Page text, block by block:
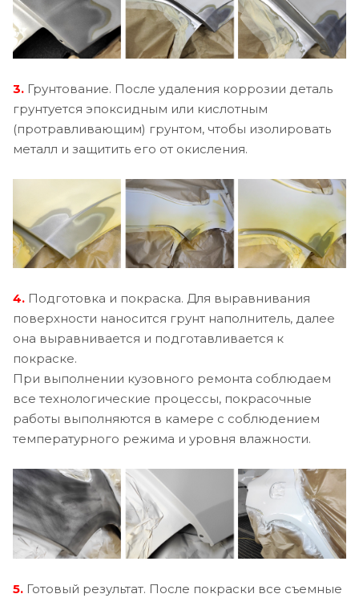
3. Грунтование. После удаления коррозии деталь
грунтуется эпоксидным или кислотным
(протравливающим) грунтом, чтобы изолировать
металл и защитить его от окисления.
4. Подготовка и покраска. Для выравнивания
поверхности наносится грунт наполнитель, далее
она выравнивается и подготавливается к
покраске.
При выполнении кузовного ремонта соблюдаем
все технологические процессы, покрасочные
работы выполняются в камере с соблюдением
температурного режима и уровня влажности.
5. Готовый результат. После покраски все съемные